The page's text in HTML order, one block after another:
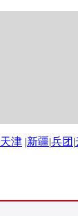
天津 |新疆|兵团 |